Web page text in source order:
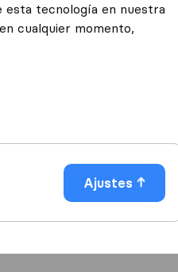
esta tecnología en nuestra
cualquier momento,
Ajustes